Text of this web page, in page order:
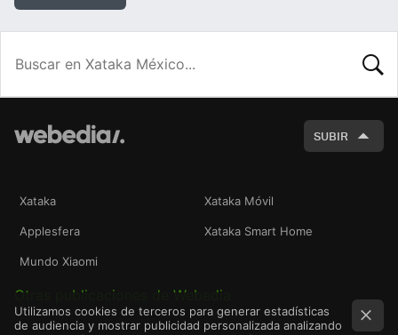
SUBIR
Xataka Xataka Móvil
Applesfera Xataka Smart Home
Mundo Xiaomi
Otras publicaciones de Webedia
Utilizamos cookies de terceros para generar estadísticas
de audiencia y mostrar publicidad personalizada analizando